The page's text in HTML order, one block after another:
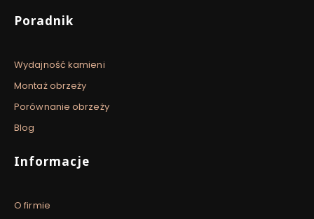
Poradnik
Wydajność kamieni
Montaż obrzeży
Porównanie obrzeży
Blog
Informacje
O firmie